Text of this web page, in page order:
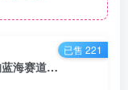
短视频创作拉新特训营，2025开年真正的蓝海赛道，国内+海外
已售 221